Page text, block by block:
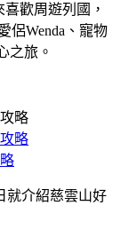
歡周遊列國，
侶Wenda、寵物
之旅。
就介紹慈雲山好